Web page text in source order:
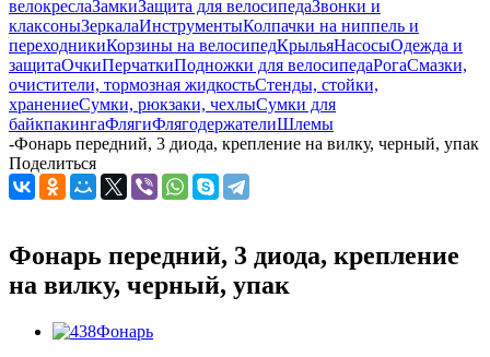
велокреслаЗамкиЗащита для велосипедаЗвонки и
клаксоныЗеркалаИнструментыКолпачки на ниппель и
переходникиКорзины на велосипедКрыльяНасосыОдежда и
защитаОчкиПерчаткиПодножки для велосипедаРогаСмазки,
очистители, тормозная жидкостьСтенды, стойки,
хранениеСумки, рюкзаки, чехлыСумки для
байкпакингаФлягиФлягодержателиШлемы
-Фонарь передний, 3 диода, крепление на вилку, черный, упак
Поделиться
Фонарь передний, 3 диода, крепление
на вилку, черный, упак